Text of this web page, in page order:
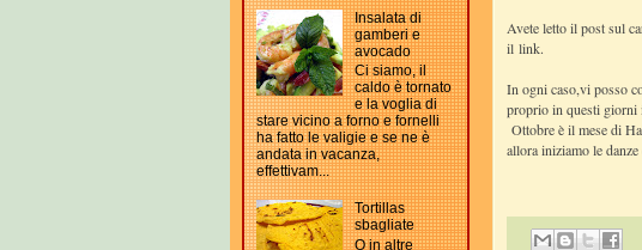
Insalata di
gamberi e
avocado
Ci siamo, il
caldo è tornato
e la voglia di
stare vicino a forno e fornelli
ha fatto le valigie e se ne è
andata in vacanza,
effettivam...
Tortillas
sbagliate
O in altre
Avete letto il post sul
il link.
In ogni caso,vi posso
proprio in questi giorni
Ottobre è il mese di
allora iniziamo le